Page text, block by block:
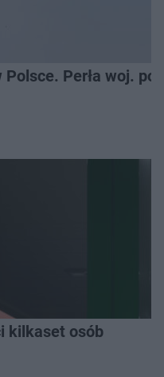
Perła woj.
kilkaset osób